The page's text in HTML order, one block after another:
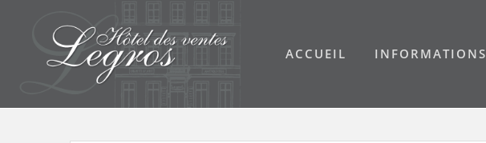
ACCUEIL INFORMATIONS